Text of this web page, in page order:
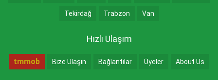
Tekirdağ Trabzon Van
Hızlı Ulaşım
tmmob Bize Ulaşın Bağlantılar Üyeler About Us